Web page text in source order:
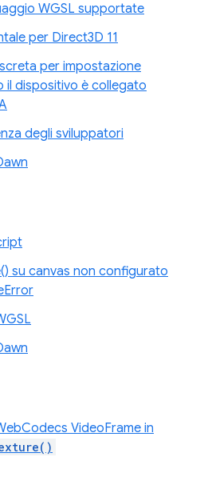
WGSL supportate
per Direct3D 11
per impostazione
il dispositivo è collegato
degli sviluppatori
su canvas non configurato
VideoFrame in